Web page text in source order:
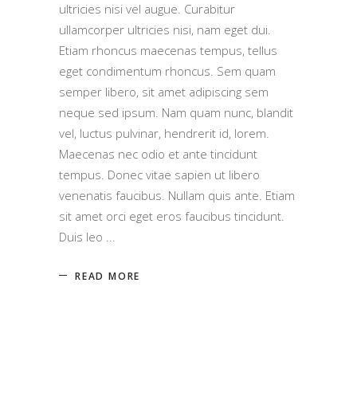
ultricies nisi vel augue. Curabitur
ullamcorper ultricies nisi, nam eget dui.
Etiam rhoncus maecenas tempus, tellus
eget condimentum rhoncus. Sem quam
semper libero, sit amet adipiscing sem
neque sed ipsum. Nam quam nunc, blandit
vel, luctus pulvinar, hendrerit id, lorem.
Maecenas nec odio et ante tincidunt
tempus. Donec vitae sapien ut libero
venenatis faucibus. Nullam quis ante. Etiam
sit amet orci eget eros faucibus tincidunt.
Duis leo
READ MORE